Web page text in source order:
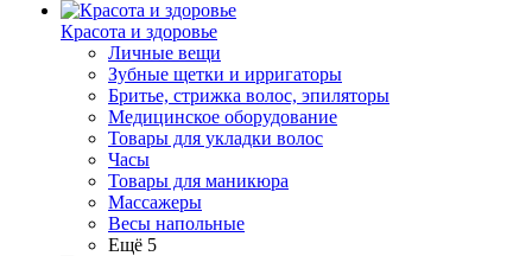
Красота и здоровье
Личные вещи
Зубные щетки и ирригаторы
Бритье, стрижка волос, эпиляторы
Медицинское оборудование
Товары для укладки волос
Часы
Товары для маникюра
Массажеры
Весы напольные
Ещё 5